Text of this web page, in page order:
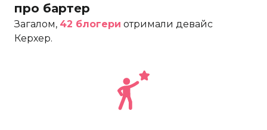
про бартер
Загалом, 42 блогери отримали девайс
Керхер.